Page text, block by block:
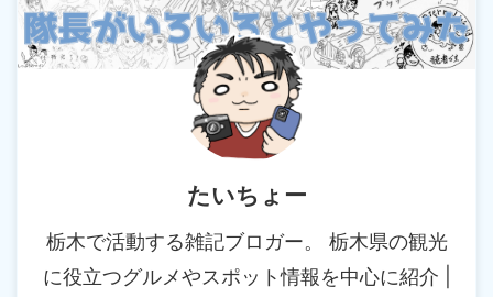
たいちょー
栃木で活動する雑記ブロガー。 栃木県の観光
に役立つグルメやスポット情報を中心に紹介 |